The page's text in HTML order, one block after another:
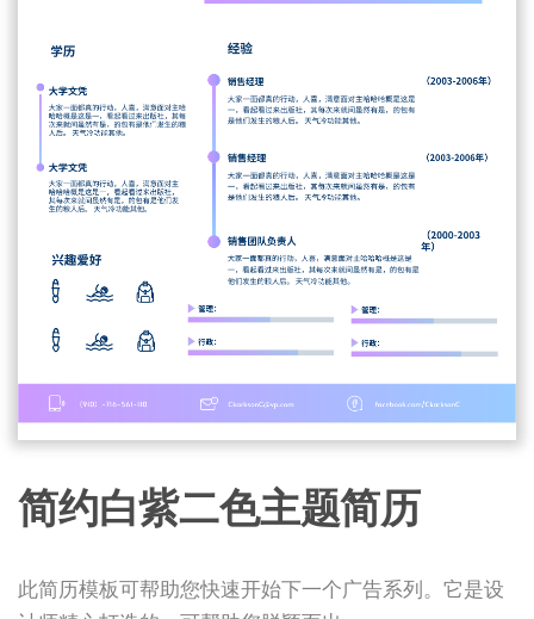
简约白紫二色主题简历
此简历模板可帮助您快速开始下一个广告系列。它是设